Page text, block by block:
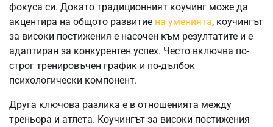
фокуса си. Докато традиционният коучинг може да
акцентира на общото развитие на уменията, коучингът
за високи постижения е насочен към резултатите и е
адаптиран за конкурентен успех. Често включва по-
строг тренировъчен график и по-дълбок
психологически компонент.
Друга ключова разлика е в отношенията между
треньора и атлета. Коучингът за високи постижения